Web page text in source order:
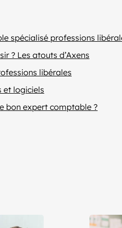
spécialisé professions
? Les atouts d’Axens
libérales
et logiciels
bon expert comptable ?